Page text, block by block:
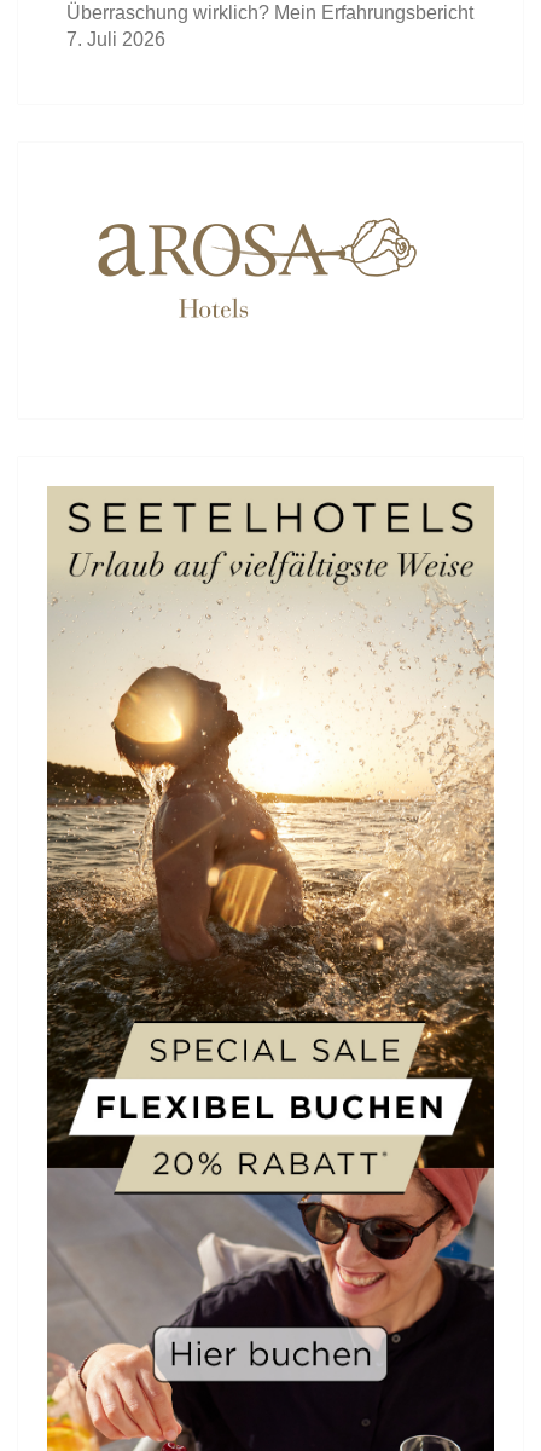
Überraschung wirklich? Mein Erfahrungsbericht
7. Juli 2026